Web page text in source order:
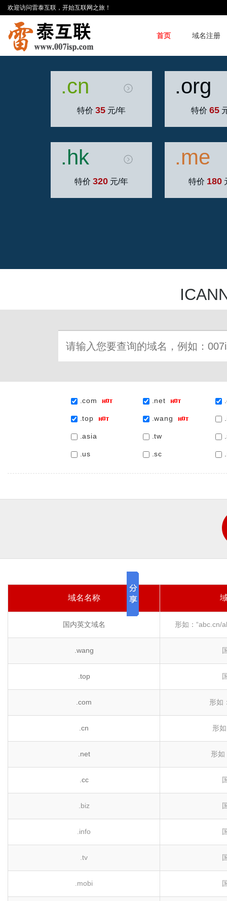
欢迎访问雷泰互联，开始互联网之旅！
首页 域名注册
.cn
特价 35 元/年
.org
特价 65
.hk
特价 320 元/年
.me
特价 180
.com .net
.top .wang
.asia .tw
.us .sc
域名名称
国内英文域名 形如：“abc.cn/
.wang
.top
.com 形如
.cn 形
.net 形如
.cc
.biz
.info
.tv
.mobi